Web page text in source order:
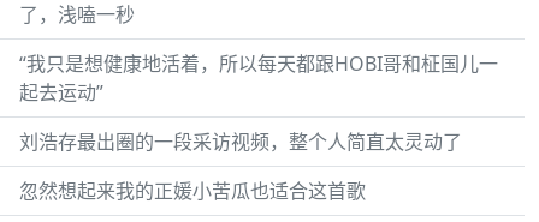
了，浅嗑一秒
“我只是想健康地活着，所以每天都跟HOBI哥和柾国儿一
起去运动”
刘浩存最出圈的一段采访视频，整个人简直太灵动了
忽然想起来我的正媛小苦瓜也适合这首歌